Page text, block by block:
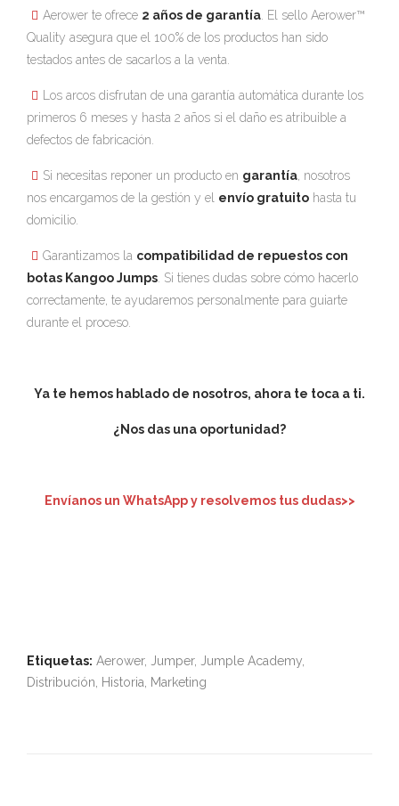
Aerower te ofrece 2 años de garantía . El sello Aerower™
Quality asegura que el 100% de los productos han sido
testados antes de sacarlos a la venta.
Los arcos disfrutan de una garantía automática durante los
primeros 6 meses y hasta 2 años si el daño es atribuible a
defectos de fabricación.
Si necesitas reponer un producto en garantía , nosotros
nos encargamos de la gestión y el envío gratuito hasta tu
domicilio.
Garantizamos la compatibilidad de repuestos con
botas Kangoo Jumps . Si tienes dudas sobre cómo hacerlo
correctamente, te ayudaremos personalmente para guiarte
durante el proceso.
Ya te hemos hablado de nosotros, ahora te toca a ti.
¿Nos das una oportunidad?
Envíanos un WhatsApp y resolvemos tus dudas>>
Etiquetas: Aerower, Jumper, Jumple Academy,
Distribución, Historia, Marketing